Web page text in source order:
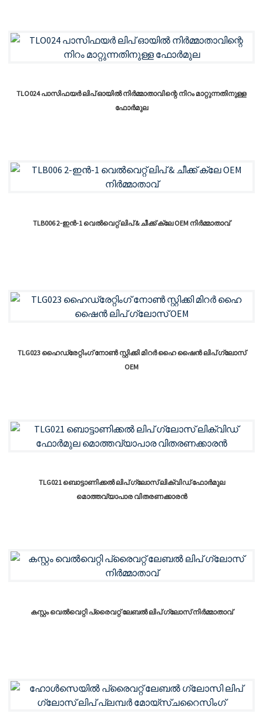
TLO024 പാസിഫയർ ലിപ് ഓയിൽ നിർമ്മാതാവിന്റെ നിറം മാറ്റുന്നതിനുള്ള
ഫോർമുല
TLB006 2-ഇൻ-1 വെൽവെറ്റ് ലിപ് & ചീക്ക് ക്ലേ OEM നിർമ്മാതാവ്
TLG023 ഹൈഡ്രേറ്റിംഗ് നോൺ സ്റ്റിക്കി മിറർ ഹൈ ഷൈൻ ലിപ് ഗ്ലോസ്
OEM
TLG021 ബൊട്ടാണിക്കൽ ലിപ് ഗ്ലോസ് ലിക്വിഡ് ഫോർമുല
മൊത്തവ്യാപാര വിതരണക്കാരൻ
കസ്റ്റം വെൽവെറ്റി പ്രൈവറ്റ് ലേബൽ ലിപ് ഗ്ലോസ് നിർമ്മാതാവ്